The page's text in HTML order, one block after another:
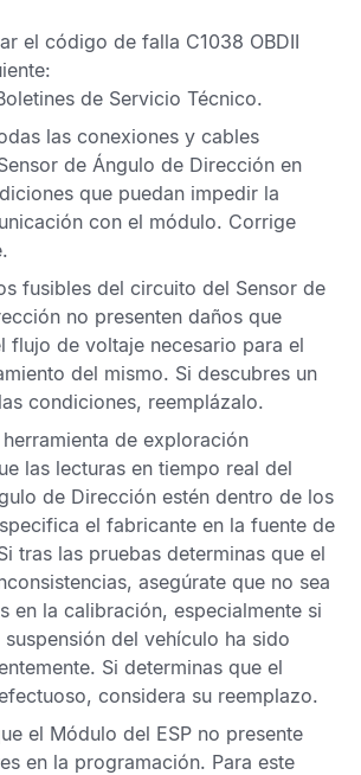
el código de falla C1038 OBDII
de Servicio Técnico.
las conexiones y cables
de Ángulo de Dirección en
que puedan impedir la
con el módulo. Corrige
fusibles del circuito del Sensor de
no presenten daños que
flujo de voltaje necesario para el
del mismo. Si descubres un
condiciones, reemplázalo.
de exploración
las lecturas en tiempo real del
de Dirección estén dentro de los
el fabricante en la fuente de
tras las pruebas determinas que el
asegúrate que no sea
en la calibración, especialmente si
del vehículo ha sido
Si determinas que el
considera su reemplazo.
el Módulo del ESP no presente
en la programación. Para este